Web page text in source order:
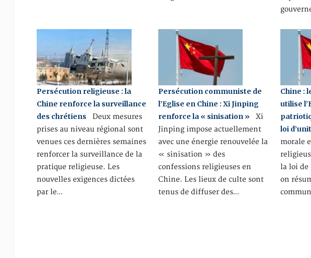
Persécution religieuse : la
Chine renforce la surveillance
des chrétiens Deux mesures
prises au niveau régional sont
venues ces dernières semaines
renforcer la surveillance de la
pratique religieuse. Les
nouvelles exigences dictées
par le…
Persécution communiste de
l’Eglise en Chine : Xi Jinping
renforce la « sinisation » Xi
Jinping impose actuellement
avec une énergie renouvelée la
« sinisation » des
confessions religieuses en
Chine. Les lieux de culte sont
tenus de diffuser des…
Chine :
utilise
loi
morale
la loi de
on